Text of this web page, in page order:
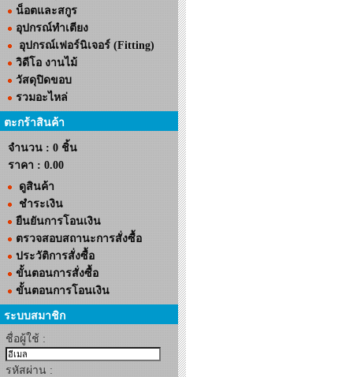
น็อตและสกูร
อุปกรณ์ทำเตียง
อุปกรณ์เฟอร์นิเจอร์ (Fitting)
วิดีโอ งานไม้
วัสดุปิดขอบ
รวมอะไหล่
ตะกร้าสินค้า
จำนวน : 0 ชิ้น
ราคา : 0.00
ดูสินค้า
ชำระเงิน
ยืนยันการโอนเงิน
ตรวจสอบสถานะการสั่งซื้อ
ประวัติการสั่งซื้อ
ขั้นตอนการสั่งซื้อ
ขั้นตอนการโอนเงิน
ระบบสมาชิก
ชื่อผู้ใช้ :
รหัสผ่าน :